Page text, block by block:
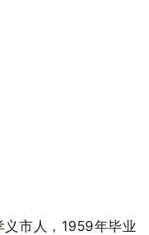
市人，1959年毕业